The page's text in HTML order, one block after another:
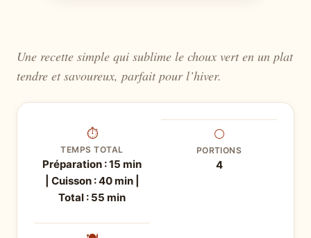
Une recette simple qui sublime le choux vert en un plat
tendre et savoureux, parfait pour l’hiver.
⏱
TEMPS TOTAL
Préparation : 15 min
| Cuisson : 40 min |
Total : 55 min
⚪
PORTIONS
4